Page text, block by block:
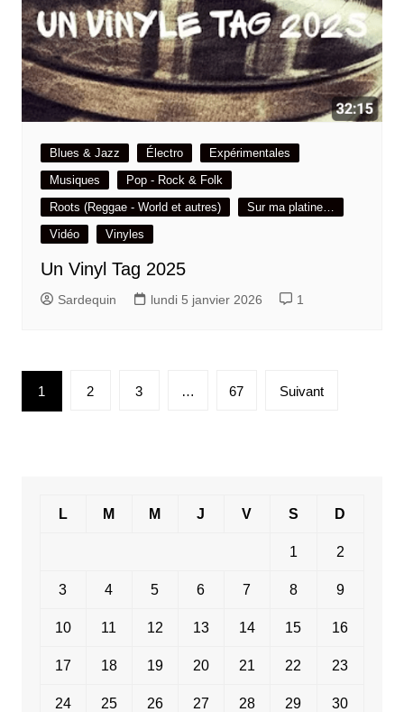
Blues & Jazz Électro
Expérimentales
Musiques
Pop - Rock & Folk
Roots (Reggae - World et autres)
Sur ma platine…
Vidéo
Vinyles
Un Vinyl Tag 2025
Sardequin lundi 5 janvier 2026 1
Pagination
des
1 2 3 … 67 Suivant
L M M J V S D
1 2
3 4 5 6 7 8 9
10 11 12 13 14 15 16
17 18 19 20 21 22 23
24 25 26 27 28 29 30